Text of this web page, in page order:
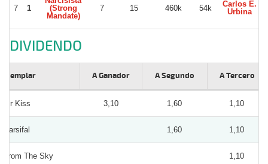
7 1
(Strong
Mandate)
7 15 460k 54k
Carlos E.
Urbina
DIVIDENDO
Ejemplar A Ganador A Segundo A Tercero
Mr Kiss 3,10 1,60 1,10
Parsifal 1,60 1,10
From The Sky 1,10